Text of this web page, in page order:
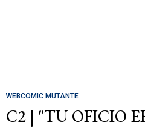
WEBCOMIC MUTANTE
C2 | "TU OFICIO